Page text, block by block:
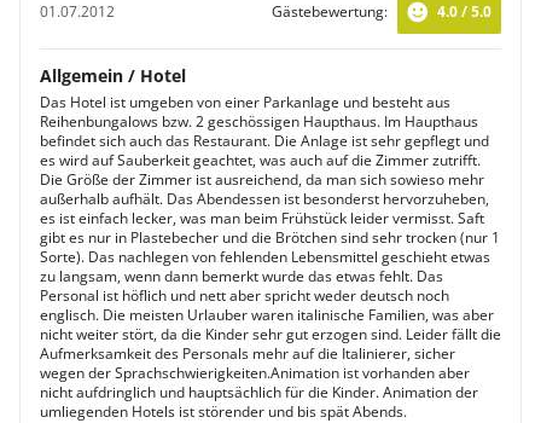
01.07.2012
Gästebewertung: 4.0 / 5.0
Allgemein / Hotel
Das Hotel ist umgeben von einer Parkanlage und besteht aus
Reihenbungalows bzw. 2 geschössigen Haupthaus. Im Haupthaus
befindet sich auch das Restaurant. Die Anlage ist sehr gepflegt und
es wird auf Sauberkeit geachtet, was auch auf die Zimmer zutrifft.
Die Größe der Zimmer ist ausreichend, da man sich sowieso mehr
außerhalb aufhält. Das Abendessen ist besonderst hervorzuheben,
es ist einfach lecker, was man beim Frühstück leider vermisst. Saft
gibt es nur in Plastebecher und die Brötchen sind sehr trocken (nur 1
Sorte). Das nachlegen von fehlenden Lebensmittel geschieht etwas
zu langsam, wenn dann bemerkt wurde das etwas fehlt. Das
Personal ist höflich und nett aber spricht weder deutsch noch
englisch. Die meisten Urlauber waren italinische Familien, was aber
nicht weiter stört, da die Kinder sehr gut erzogen sind. Leider fällt die
Aufmerksamkeit des Personals mehr auf die Italinierer, sicher
wegen der Sprachschwierigkeiten.Animation ist vorhanden aber
nicht aufdringlich und hauptsächlich für die Kinder. Animation der
umliegenden Hotels ist störender und bis spät Abends.